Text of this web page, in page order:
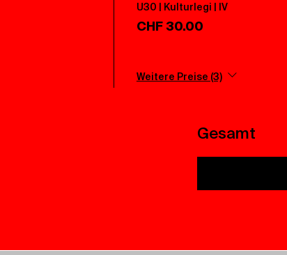
U30 | Kulturlegi | IV
CHF 30.00
Weitere Preise (3)
Gesamt